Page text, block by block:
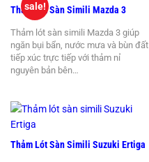
Thảm Lót Sàn Simili Mazda 3
Thảm lót sàn simili Mazda 3 giúp
ngăn bụi bẩn, nước mưa và bùn đất
tiếp xúc trực tiếp với thảm nỉ
nguyên bản bên…
sale!
Thảm Lót Sàn Simili Suzuki Ertiga